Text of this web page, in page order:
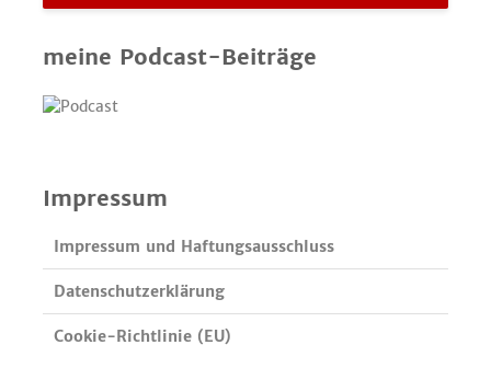
meine Podcast-Beiträge
Impressum
Impressum und Haftungsausschluss
Datenschutzerklärung
Cookie-Richtlinie (EU)